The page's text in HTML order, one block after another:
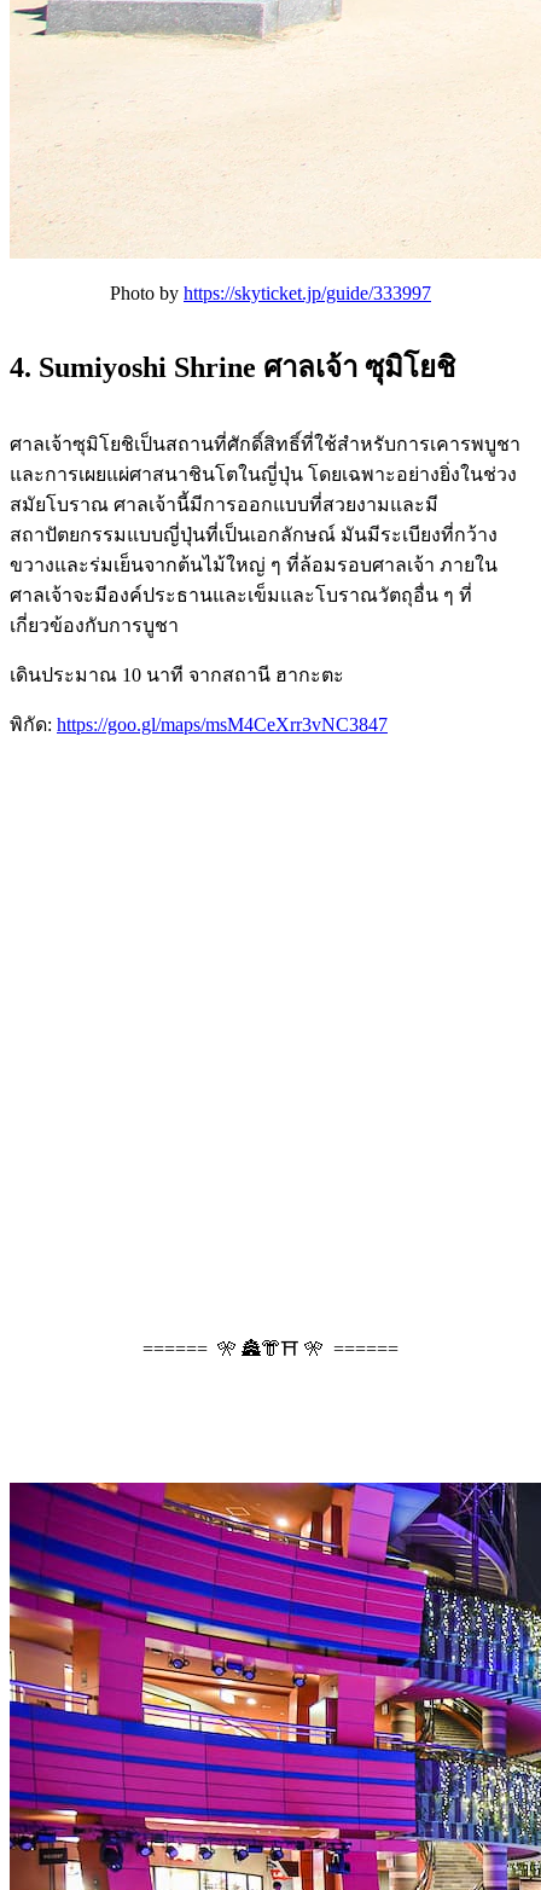
Photo by https://skyticket.jp/guide/333997
4. Sumiyoshi Shrine ศาลเจ้า ซุมิโยชิ
ศาลเจ้าซุมิโยชิเป็นสถานที่ศักดิ์สิทธิ์ที่ใช้สำหรับการเคารพบูชา
และการเผยแผ่ศาสนาชินโตในญี่ปุ่น โดยเฉพาะอย่างยิ่งในช่วง
สมัยโบราณ ศาลเจ้านี้มีการออกแบบที่สวยงามและมี
สถาปัตยกรรมแบบญี่ปุ่นที่เป็นเอกลักษณ์ มันมีระเบียงที่กว้าง
ขวางและร่มเย็นจากต้นไม้ใหญ่ ๆ ที่ล้อมรอบศาลเจ้า ภายใน
ศาลเจ้าจะมีองค์ประธานและเข็มและโบราณวัตถุอื่น ๆ ที่
เกี่ยวข้องกับการบูชา
เดินประมาณ 10 นาที จากสถานี ฮากะตะ
พิกัด: https://goo.gl/maps/msM4CeXrr3vNC3847
====== 🎌 🏯👘⛩️ 🎌 ======